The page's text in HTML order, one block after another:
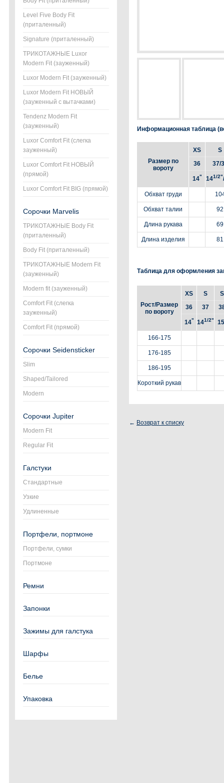
Level Five Body Fit
(приталенный)
Signature (приталенный)
ТРИКОТАЖНЫЕ Luxor
Modern Fit (зауженный)
Luxor Modern Fit (зауженный)
Luxor Modern Fit НОВЫЙ
(зауженный с вытачками)
Tendenz Modern Fit
(зауженный)
Luxor Comfort Fit (слегка
зауженный)
Luxor Comfort Fit НОВЫЙ
(прямой)
Luxor Comfort Fit BIG (прямой)
Сорочки Marvelis
ТРИКОТАЖНЫЕ Body Fit
(приталенный)
Body Fit (приталенный)
ТРИКОТАЖНЫЕ Modern Fit
(зауженный)
Modern fit (зауженный)
Comfort Fit (слегка
зауженный)
Comfort Fit (прямой)
Сорочки Seidensticker
Slim
Shaped/Tailored
Modern
Сорочки Jupiter
Modern Fit
Regular Fit
Галстуки
Стандартные
Узкие
Удлиненные
Портфели, портмоне
Портфели, сумки
Портмоне
Ремни
Запонки
Зажимы для галстука
Шарфы
Белье
Упаковка
Информационная таблица
Размер по
вороту
XS
36
14"
S
37/
141/2"
Обхват груди
Обхват талии 92
Длина рукава 69
Длина изделия 81
Таблица для оформления
Рост/Размер
по вороту
XS
36
14"
S
37
141/2"
S
15
166-175
176-185
186-195
Короткий рукав
← Возврат к списку